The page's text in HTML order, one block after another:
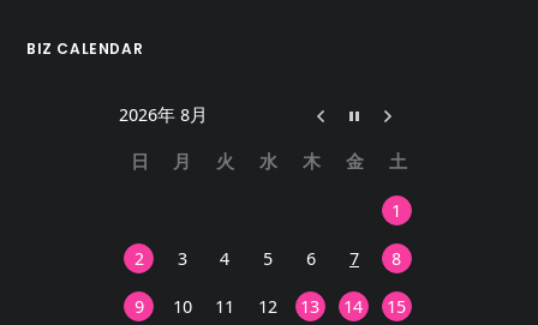
BIZ CALENDAR
2026年 8月
日 月 火 水 木 金 土
1
2
3 4 5 6 7
8
9
10 11 12 13 14
15